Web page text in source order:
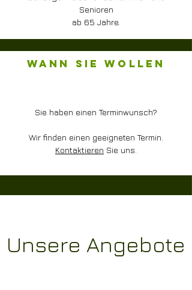
Senioren
ab 65 Jahre.
Wann Sie wollen
Sie haben einen Terminwunsch?
Wir finden einen geeigneten Termin.
Kontaktieren Sie uns.
Unsere Angebote